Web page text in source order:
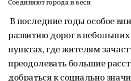
Соединяют города и веси
В последние годы особое
развитию дорог в
пунктах, где жителям
преодолевать большие
добраться к социально